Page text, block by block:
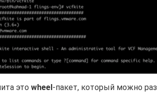
это wheel -пакет, который можно